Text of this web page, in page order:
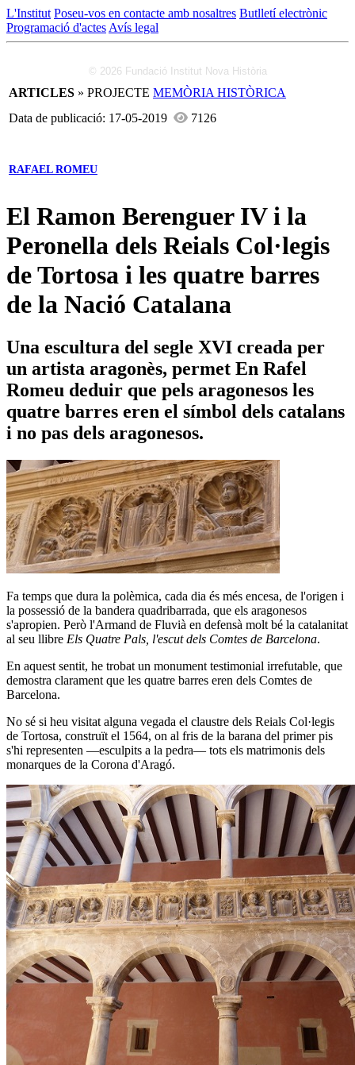
L'Institut Poseu-vos en contacte amb nosaltres Butlletí electrònic
Programació d'actes Avís legal
© 2026 Fundació Institut Nova Història
ARTICLES » PROJECTE MEMÒRIA HISTÒRICA
Data de publicació: 17-05-2019
7126
RAFAEL ROMEU
El Ramon Berenguer IV i la
Peronella dels Reials Col·legis
de Tortosa i les quatre barres
de la Nació Catalana
Una escultura del segle XVI creada per
un artista aragonès, permet En Rafel
Romeu deduir que pels aragonesos les
quatre barres eren el símbol dels catalans
i no pas dels aragonesos.
Fa temps que dura la polèmica, cada dia és més encesa, de l'origen i
la possessió de la bandera quadribarrada, que els aragonesos
s'apropien. Però l'Armand de Fluvià en defensà molt bé la catalanitat
al seu llibre Els Quatre Pals, l'escut dels Comtes de Barcelona.
En aquest sentit, he trobat un monument testimonial irrefutable, que
demostra clarament que les quatre barres eren dels Comtes de
Barcelona.
No sé si heu visitat alguna vegada el claustre dels Reials Col·legis
de Tortosa, construït el 1564, on al fris de la barana del primer pis
s'hi representen —esculpits a la pedra— tots els matrimonis dels
monarques de la Corona d'Aragó.